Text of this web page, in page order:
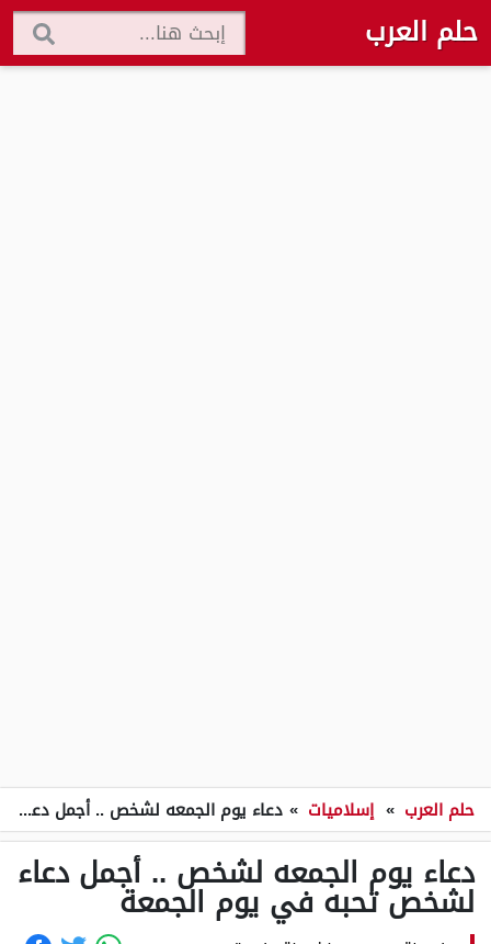
حلم العرب
حلم العرب » إسلاميات » دعاء يوم الجمعه لشخص .. أجمل دعاء لشخص تحبه في يوم الجمعة
دعاء يوم الجمعه لشخص .. أجمل دعاء
لشخص تحبه في يوم الجمعة